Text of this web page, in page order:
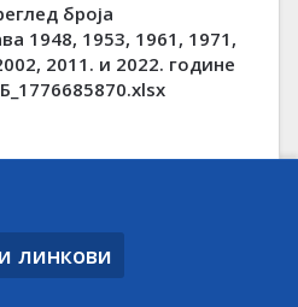
броја
1948, 1953, 1961, 1971,
2011. и 2022. године
линкови